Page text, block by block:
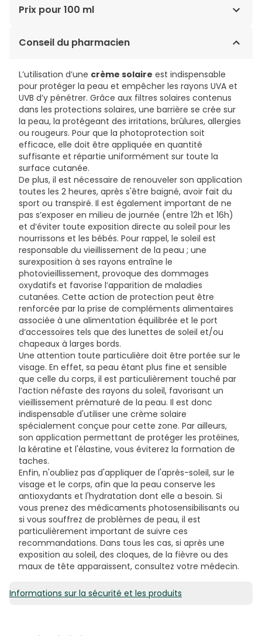
AQUA / WATER / EAU • ALCOHOL DENAT. • DIISOPROPYL
ETHYLHEXYL TRIAZONE • BUTYL
DICAPRYLATE/DICAPRATE • POTASSIUM CETYL
PHOSPHATE • COPERNICIA CERIFERA CERA / CARNAUBA
WAX / CIRE DE CARNAUBA • DIETHYLAMINO
HYDROXYBENZOYL HEXYL BENZOATE • ACRYLATES/C10-
30 ALKYL ACRYLATE CROSSPOLYMER • CHLORPHENESIN •
CITRIC ACID • GLYCERYL STEARATE •
HYDROXYACETOPHENONE • MYRISTIC ACID •
NIACINAMIDE • PALMITIC ACID • PEG-100 STEARATE •
PENTYLENE GLYCOL • PERLITE • SILICA SILYLATE • SODIUM
HYALURONATE • STEARIC ACID • TOCOPHEROL •
TRIETHANOLAMINE • TRISODIUM ETHYLENEDIAMINE
DISUCCINATE • XANTHAN GUM • PARFUM / FRAGRANCE.
Prix pour 100 ml
28,16€ / 100 ml
Conseil du pharmacien
L’utilisation d’une crème solaire est indispensable
pour protéger la peau et empêcher les rayons UVA et
UVB d’y pénétrer. Grâce aux filtres solaires contenus
dans les protections solaires, une barrière se crée sur
la peau, la protégeant des irritations, brûlures, allergies
ou rougeurs. Pour que la photoprotection soit
efficace, elle doit être appliquée en quantité
suffisante et répartie uniformément sur toute la
surface cutanée.
De plus, il est nécessaire de renouveler son application
toutes les 2 heures, après s'être baigné, avoir fait du
sport ou transpiré. Il est également important de ne
pas s’exposer en milieu de journée (entre 12h et 16h)
et d’éviter toute exposition directe au soleil pour les
nourrissons et les bébés. Pour rappel, le soleil est
responsable du vieillissement de la peau ; une
surexposition à ses rayons entraîne le
photovieillissement, provoque des dommages
oxydatifs et favorise l’apparition de maladies
cutanées. Cette action de protection peut être
renforcée par la prise de compléments alimentaires
associée à une alimentation équilibrée et le port
d’accessoires tels que des lunettes de soleil et/ou
chapeaux à larges bords.
Une attention toute particulière doit être portée sur le
visage. En effet, sa peau étant plus fine et sensible
que celle du corps, il est particulièrement touché par
l’action néfaste des rayons du soleil, favorisant un
vieillissement prématuré de la peau. Il est donc
indispensable d'utiliser une crème solaire
spécialement conçue pour cette zone. Par ailleurs,
son application permettant de protéger les protéines,
la kératine et l'élastine, vous éviterez la formation de
taches.
Enfin, n'oubliez pas d'appliquer de l'après-soleil, sur le
visage et le corps, afin que la peau conserve les
antioxydants et l'hydratation dont elle a besoin. Si
vous prenez des médicaments photosensibilisants ou
si vous souffrez de problèmes de peau, il est
particulièrement important de suivre ces
recommandations. Dans tous les cas, si après une
exposition au soleil, des cloques, de la fièvre ou des
maux de tête apparaissent, consultez votre médecin.
Informations sur la sécurité et les produits